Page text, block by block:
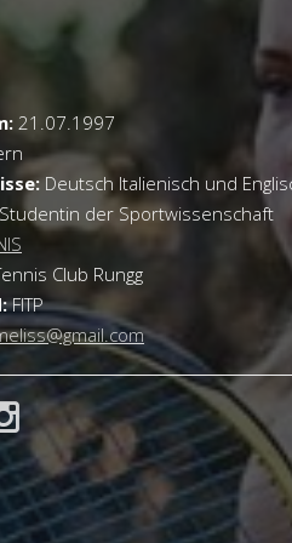
21.07.1997
Deutsch Italienisch und
Studentin der Sportwissenschaft
Club Rungg
FITP